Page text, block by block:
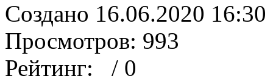
Создано 16.06.2020 16:30
Просмотров: 993
Рейтинг:
/ 0